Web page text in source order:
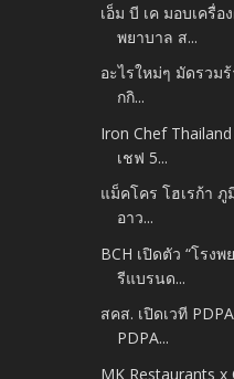
เอ็ม บี เค มอบเครื่
พยาบาล ส...
อะไรใหม่ๆ มัดรวม
กกิ...
Iron Chef
เชฟ 5...
แม็คโคร โฮเรก้า
อาว...
BCH เปิดตัว “โรง
รีแบรนด...
สคส. เปิดเวที
PDPA...
MK Restaurants